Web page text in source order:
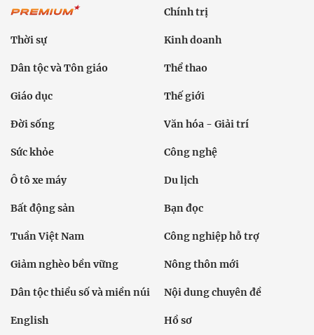
Chính trị
Thời sự Kinh doanh
Dân tộc và Tôn giáo Thể thao
Giáo dục Thế giới
Đời sống Văn hóa - Giải trí
Sức khỏe Công nghệ
Ô tô xe máy Du lịch
Bất động sản Bạn đọc
Tuần Việt Nam Công nghiệp hỗ trợ
Giảm nghèo bền vững Nông thôn mới
Dân tộc thiểu số và miền núi Nội dung chuyên đề
English Hồ sơ